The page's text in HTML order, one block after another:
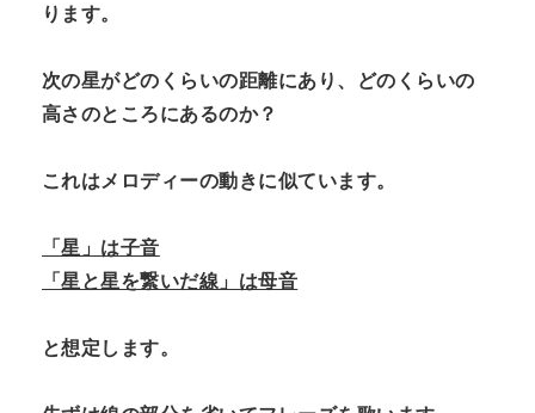
ります。
次の星がどのくらいの距離にあり、どのくらいの
高さのところにあるのか？
これはメロディーの動きに似ています。
「星」は子音
「星と星を繋いだ線」は母音
と想定します。